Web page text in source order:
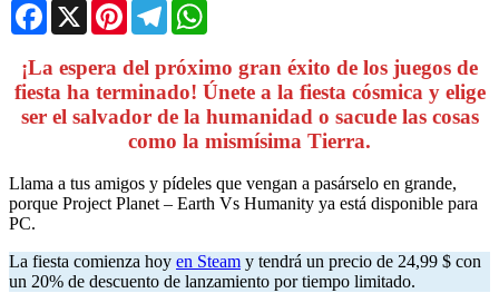
Facebook
X PinterestTelegram
¡La espera del próximo gran éxito de los juegos de
fiesta ha terminado! Únete a la fiesta cósmica y elige
ser el salvador de la humanidad o sacude las cosas
como la mismísima Tierra.
Llama a tus amigos y pídeles que vengan a pasárselo en grande,
porque Project Planet – Earth Vs Humanity ya está disponible para
PC.
La fiesta comienza hoy en Steam y tendrá un precio de 24,99 $ con
un 20% de descuento de lanzamiento por tiempo limitado.